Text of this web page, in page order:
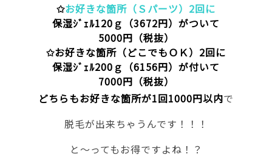
✩お好きな箇所（Ｓパーツ）2回に
保湿ｼﾞｪﾙ120ｇ（3672円）がついて
5000円（税抜）
✩お好きな箇所（どこでもＯＫ）2回に
保湿ｼﾞｪﾙ200ｇ（6156円）が付いて
7000円（税抜）
どちらもお好きな箇所が1回1000円以内で
脱毛が出来ちゃうんです！！！
と～ってもお得ですよね！？